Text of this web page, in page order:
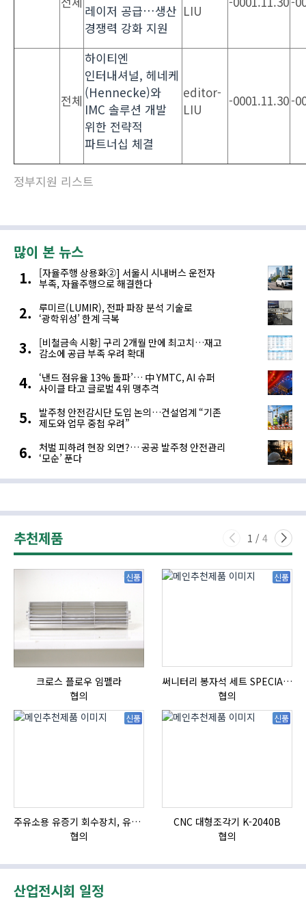
정부지원 리스트
레이저 공급…생산
경쟁력 강화 지원
LIU
전체
하이티엔
인터내셔널, 헤네케
(Hennecke)와
IMC 솔루션 개발
위한 전략적
파트너십 체결
editor-
LIU
-0001.11.30-
많이 본 뉴스
[자율주행 상용화②] 서울시 시내버스 운전자
부족, 자율주행으로 해결한다
루미르(LUMIR), 전파 파장 분석 기술로
‘광학위성’ 한계 극복
[비철금속 시황] 구리 2개월 만에 최고치…재고
감소에 공급 부족 우려 확대
‘낸드 점유율 13% 돌파’… 中 YMTC, AI 슈퍼
사이클 타고 글로벌 4위 맹추격
발주청 안전감시단 도입 논의…건설업계 “기존
제도와 업무 중첩 우려”
처벌 피하려 현장 외면?… 공공 발주청 안전관리
‘모순’ 푼다
추천제품 1 / 4
신품
크로스 플로우 임펠라
협의
신품
써니터리 봉자석 세트 SPECIAL , 봉자석 , 자석봉 , 호퍼용자석 , 전자석
협의
신품
주유소용 유증기 회수장치, 유증기 회수장치, 방폭형, 방폭형 유증기 회수장치
협의
신품
CNC 대형조각기 K-2040B
협의
산업전시회 일정